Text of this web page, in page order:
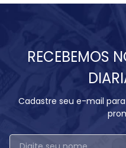
RECEBEMOS
Cadastre seu e-mail